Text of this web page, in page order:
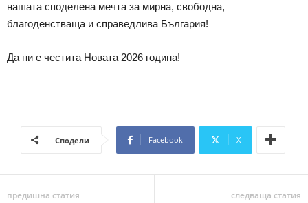
нашата споделена мечта за мирна, свободна,
благоденстваща и справедлива България!
Да ни е честита Новата 2026 година!
Сподели Facebook X
предишна статия следваща статия